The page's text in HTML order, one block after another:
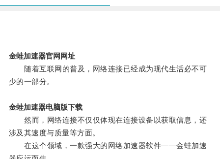
金蛙加速器官网网址
随着互联网的普及，网络连接已经成为现代生活必不可
少的一部分。
金蛙加速器电脑版下载
然而，网络连接不仅仅体现在连接设备以获取信息，还
涉及其速度与质量等方面。
在这个领域，一款强大的网络加速器软件——金蛙加速